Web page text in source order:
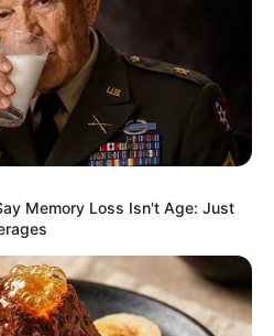
makulátlanul tiszták
hogy mikor még a
végzett mindent, már
Memory Loss Isn't Age: Just